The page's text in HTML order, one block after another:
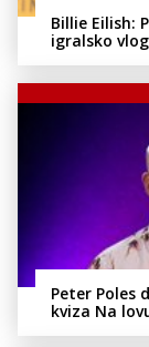
Billie Eilish:
igralsko
Peter Poles
kviza Na